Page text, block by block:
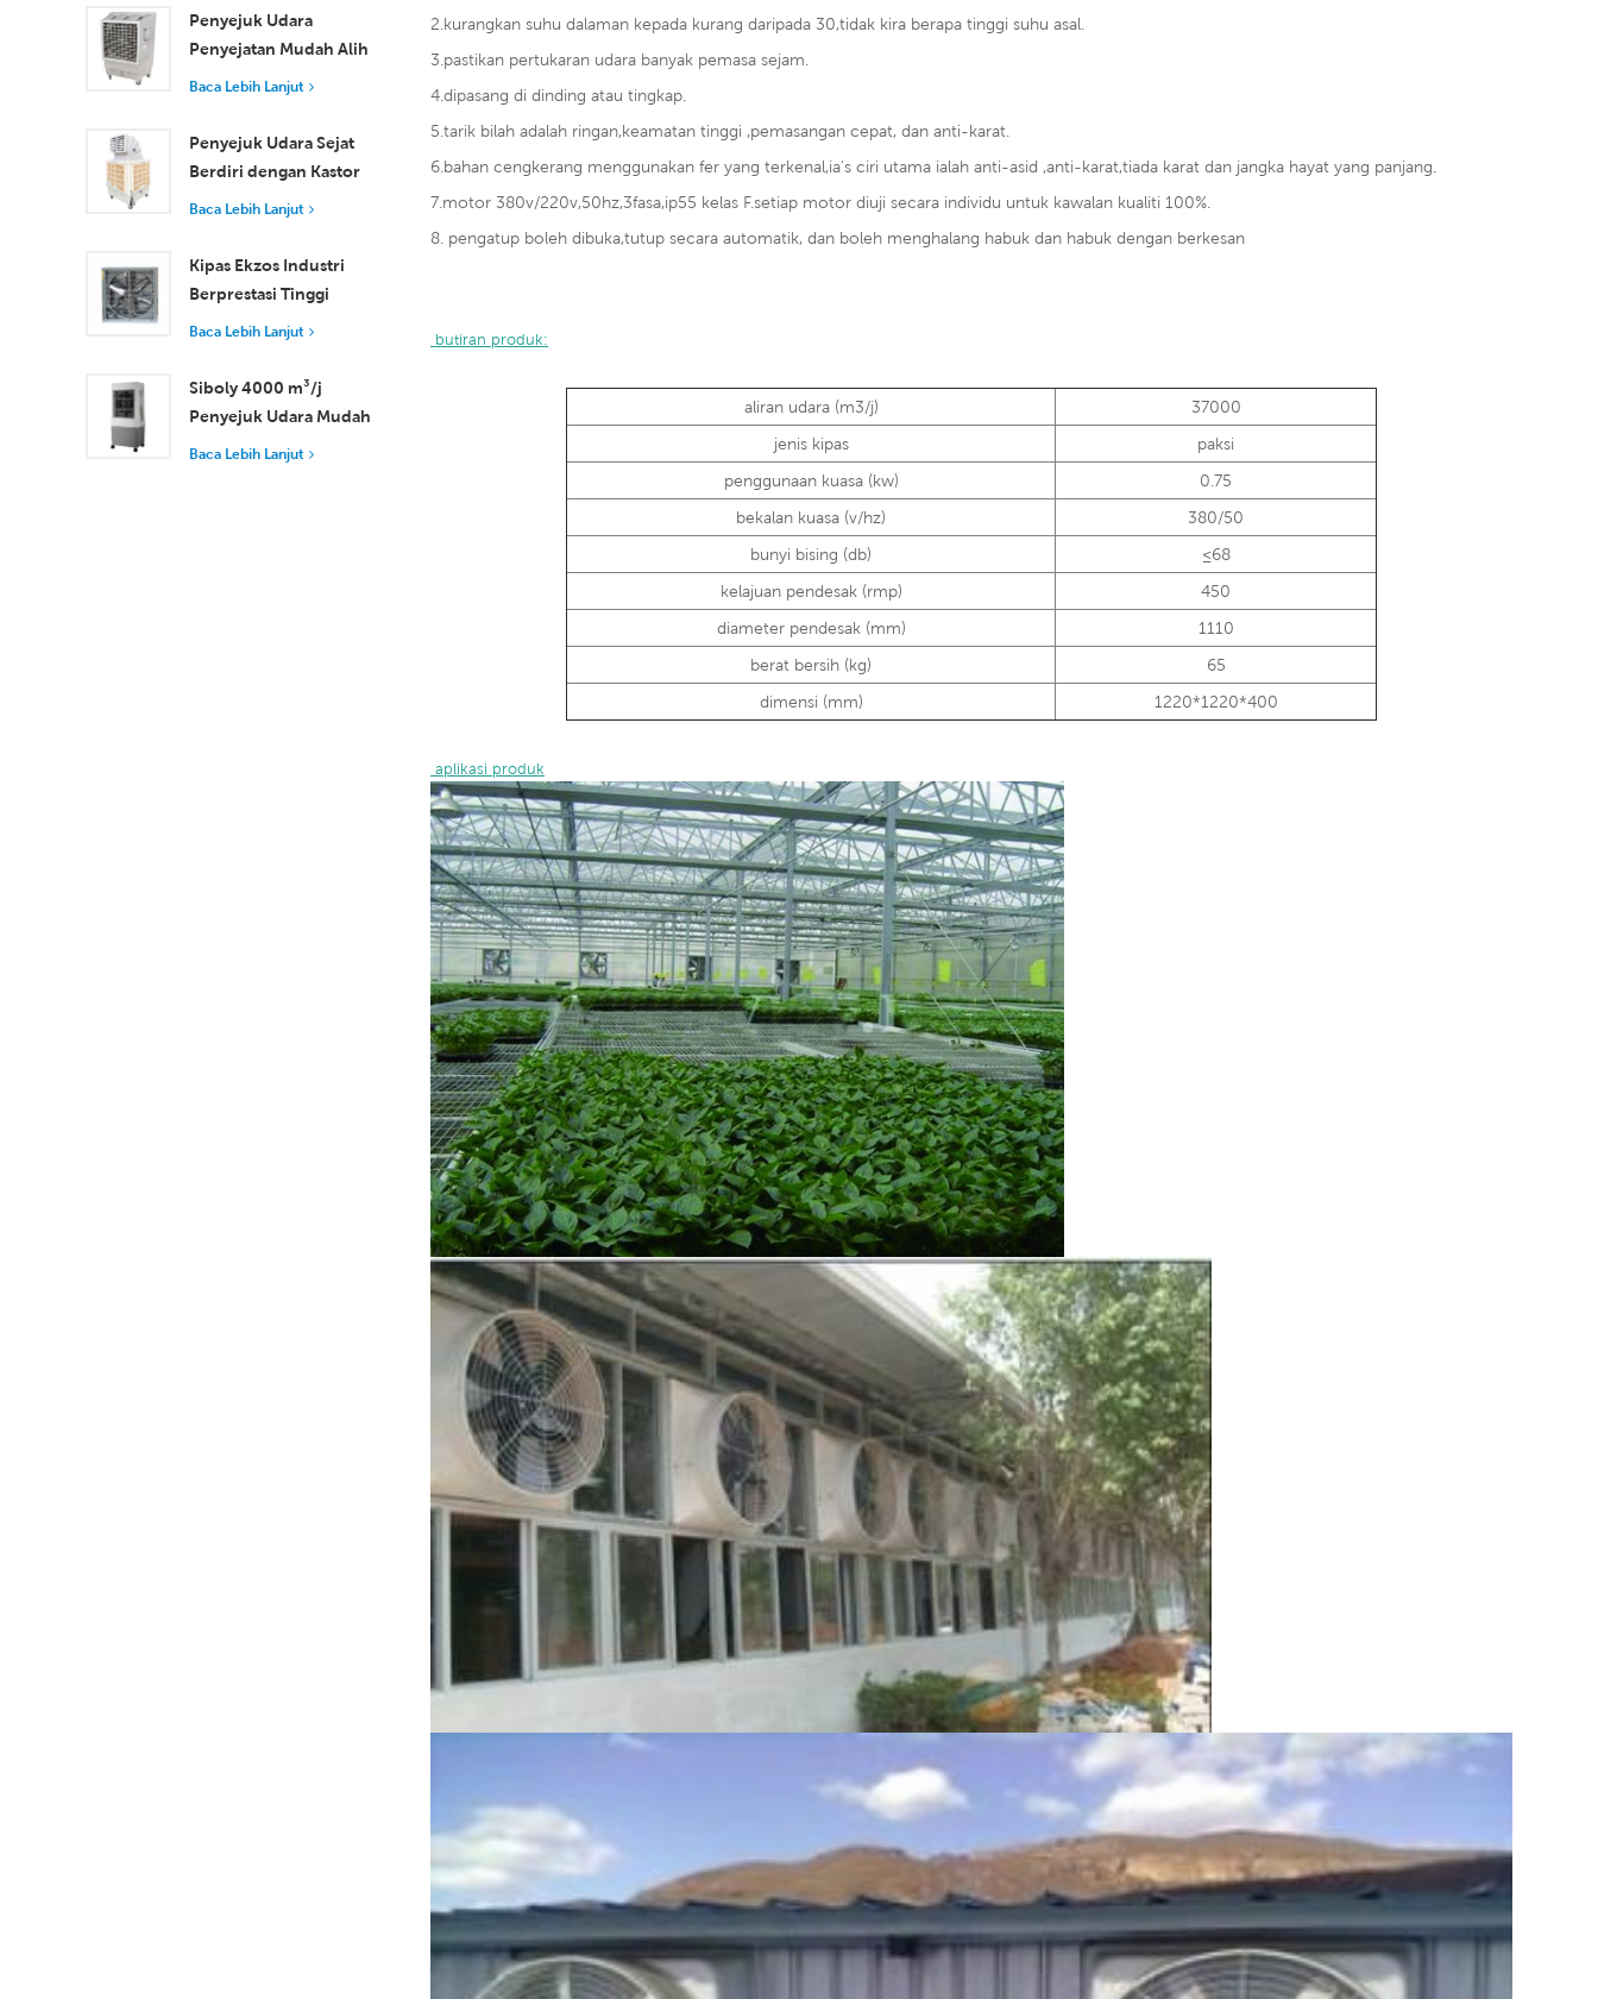
Penyejukan Ruang
Besar
Penyejuk Udara
Penyejatan Mudah Alih
18000 m³/j Kecekapan
Kawalan Jauh
Baca Lebih Lanjut
Penyejuk Udara Sejat
Berdiri dengan Kastor
dan Alat Kawalan Jauh
Udara
Baca Lebih Lanjut
Kipas Ekzos Industri
Berprestasi Tinggi
dengan Aliran Udara
Pengudaraan Unggul
Baca Lebih Lanjut
Siboly 4000 m³/j
Penyejuk Udara Mudah
Alih Industri 50L
Baca Lebih Lanjut
2.kurangkan suhu dalaman kepada kurang daripada 30,tidak kira berapa tinggi suhu asal.
3.pastikan pertukaran udara banyak pemasa sejam.
4.dipasang di dinding atau tingkap.
5.tarik bilah adalah ringan,keamatan tinggi ,pemasangan cepat, dan anti-karat.
6.bahan cengkerang menggunakan fer yang terkenal,ia's ciri utama ialah anti-asid ,anti-karat,tiada karat dan jangka hayat yang panjang.
7.motor 380v/220v,50hz,3fasa,ip55 kelas F.setiap motor diuji secara individu untuk kawalan kualiti 100%.
8. pengatup boleh dibuka,tutup secara automatik, dan boleh menghalang habuk dan habuk dengan berkesan
butiran produk:
aliran udara (m3/j)
37000
jenis kipas
paksi
penggunaan kuasa (kw)
0.75
bekalan kuasa (v/hz)
380/50
bunyi bising (db)
≤68
kelajuan pendesak (rmp)
450
diameter pendesak (mm)
1110
berat bersih (kg)
65
dimensi (mm)
1220*1220*400
aplikasi produk